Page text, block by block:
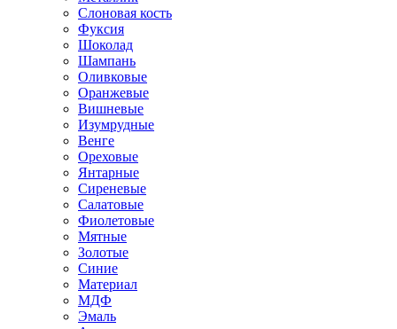
Слоновая кость
Фуксия
Шоколад
Шампань
Оливковые
Оранжевые
Вишневые
Изумрудные
Венге
Ореховые
Янтарные
Сиреневые
Салатовые
Фиолетовые
Мятные
Золотые
Синие
Материал
МДФ
Эмаль